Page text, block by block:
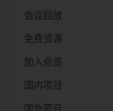
会议回放
免费资源
加入会员
国内项目
国外项目